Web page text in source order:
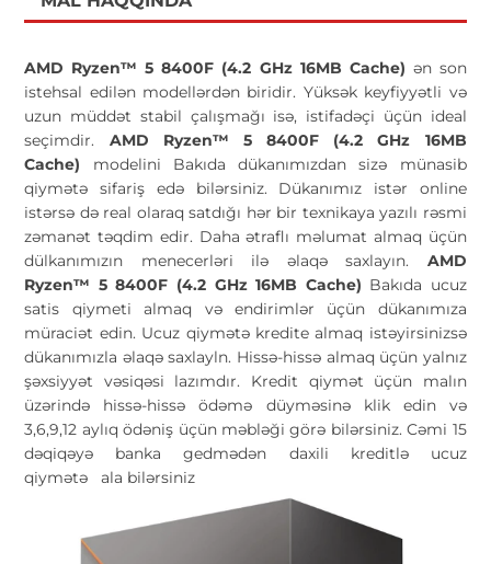
AMD Ryzen™ 5 8400F (4.2 GHz 16MB Cache) ən son
istehsal edilən modellərdən biridir. Yüksək keyfiyyətli və
uzun müddət stabil çalışmağı isə, istifadəçi üçün ideal
seçimdir. AMD Ryzen™ 5 8400F (4.2 GHz 16MB
Cache) modelini Bakıda dükanımızdan sizə münasib
qiymətə sifariş edə bilərsiniz. Dükanımız istər online
istərsə də real olaraq satdığı hər bir texnikaya yazılı rəsmi
zəmanət təqdim edir. Daha ətraflı məlumat almaq üçün
dülkanımızın menecerləri ilə əlaqə saxlayın. AMD
Ryzen™ 5 8400F (4.2 GHz 16MB Cache) Bakıda ucuz
satis qiymeti almaq və endirimlər üçün dükanımıza
müraciət edin. Ucuz qiymətə kredite almaq istəyirsinizsə
dükanımızla əlaqə saxlayln. Hissə-hissə almaq üçün yalnız
şəxsiyyət vəsiqəsi lazımdır. Kredit qiymət üçün malın
üzərində hissə-hissə ödəmə düyməsinə klik edin və
3,6,9,12 aylıq ödəniş üçün məbləği görə bilərsiniz. Cəmi 15
dəqiqəyə banka gedmədən daxili kreditlə ucuz
qiymətə
ala bilərsiniz